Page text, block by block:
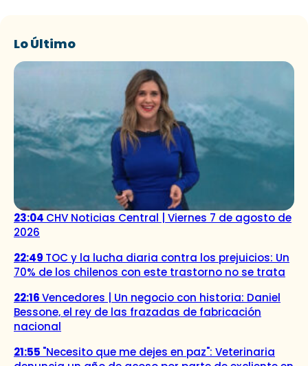
Lo Último
23:04 CHV Noticias Central | Viernes 7 de agosto de
2026
22:49 TOC y la lucha diaria contra los prejuicios: Un
70% de los chilenos con este trastorno no se trata
22:16Vencedores | Un negocio con historia: Daniel
Bessone, el rey de las frazadas de fabricación
nacional
21:55 "Necesito que me dejes en paz": Veterinaria